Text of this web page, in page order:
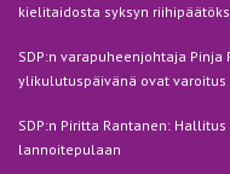
kielitaidosta syksyn
SDP:n varapuheenjohtaja
ylikulutuspäivänä ovat
SDP:n Piritta Rantanen:
lannoitepulaan